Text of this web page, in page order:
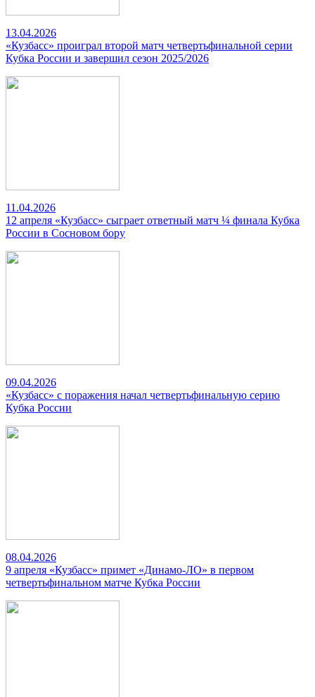
13.04.2026
«Кузбасс» проиграл второй матч четвертьфинальной серии
Кубка России и завершил сезон 2025/2026
11.04.2026
12 апреля «Кузбасс» сыграет ответный матч ¼ финала Кубка
России в Сосновом бору
09.04.2026
«Кузбасс» с поражения начал четвертьфинальную серию
Кубка России
08.04.2026
9 апреля «Кузбасс» примет «Динамо-ЛО» в первом
четвертьфинальном матче Кубка России